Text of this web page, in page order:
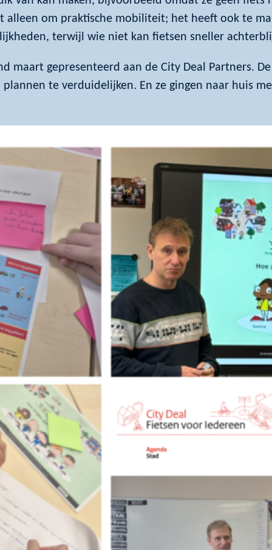
alleen om praktische mobiliteit; het heeft ook te
terwijl wie niet kan fietsen sneller
maart gepresenteerd aan de City Deal Partners.
te verduidelijken. En ze gingen naar huis